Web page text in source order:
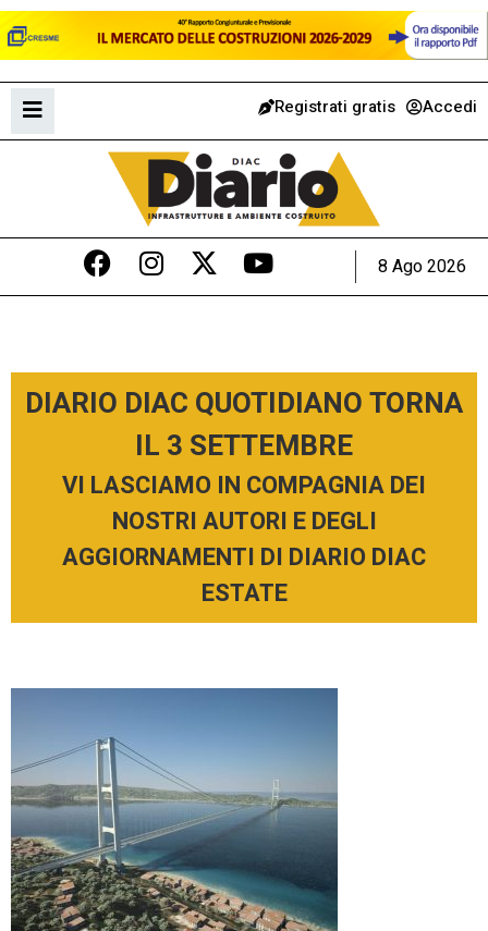
Registrati gratis Accedi
8 Ago 2026
DIARIO DIAC QUOTIDIANO TORNA
IL 3 SETTEMBRE
VI LASCIAMO IN COMPAGNIA DEI
NOSTRI AUTORI E DEGLI
AGGIORNAMENTI DI DIARIO DIAC
ESTATE